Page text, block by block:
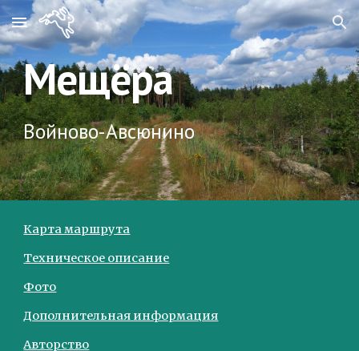
Skip to main content Skip to navigation
Мещёра
Войново-Авсюнино
Карта маршрута
Техническое описание
Фото
Дополнительная информация
Авторство